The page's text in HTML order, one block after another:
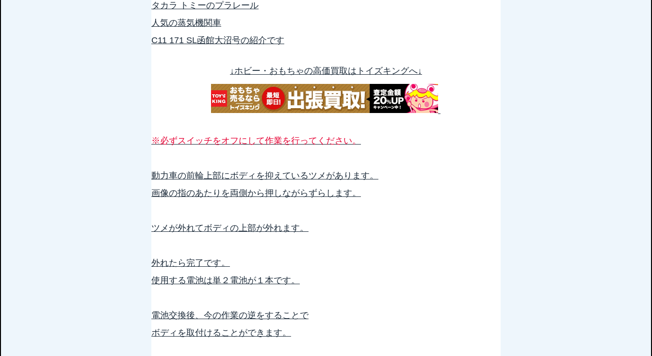
タカラ トミーのプラレール
人気の蒸気機関車
C11 171 SL函館大沼号の紹介です
↓ホビー・おもちゃの高価買取はトイズキングへ↓
※必ずスイッチをオフにして作業を行ってください。
動力車の前輪上部にボディを抑えているツメがあります。
画像の指のあたりを両側から押しながらずらします。
ツメが外れてボディの上部が外れます。
外れたら完了です。
使用する電池は単２電池が１本です。
電池交換後、今の作業の逆をすることで
ボディを取付けることができます。